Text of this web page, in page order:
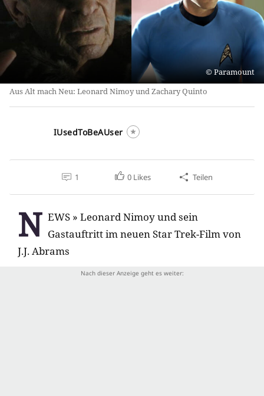
Paramount
Aus Alt mach Neu: Leonard Nimoy und Zachary Quinto
IUsedToBeAUser
1 0 Likes Teilen
N EWS » Leonard Nimoy und sein
Gastauftritt im neuen Star Trek-Film von
J.J. Abrams